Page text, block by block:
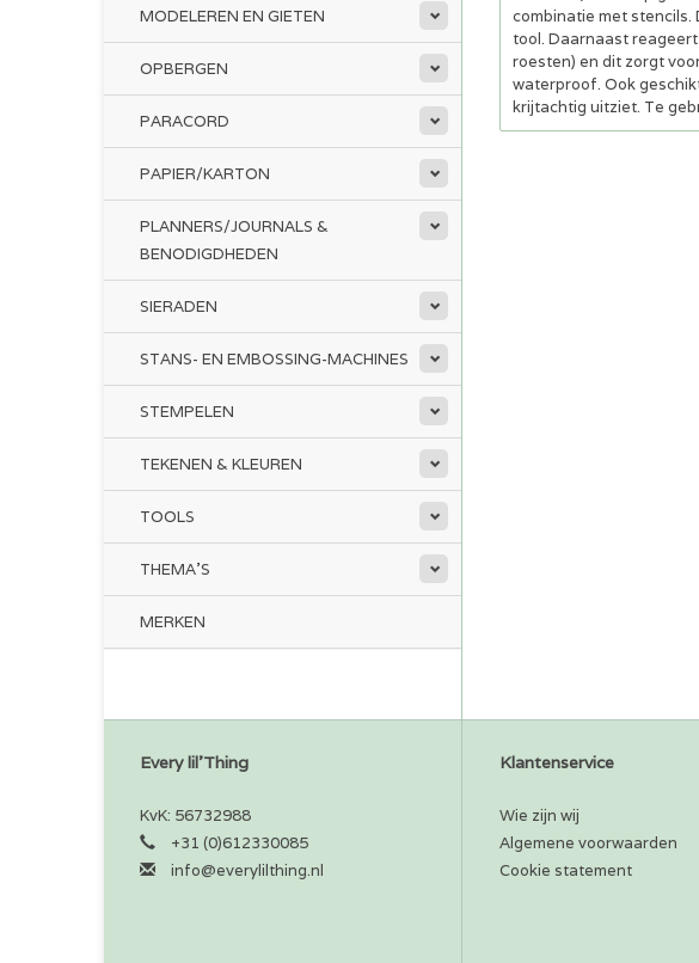
MODELEREN EN GIETEN
OPBERGEN
PARACORD
PAPIER/KARTON
PLANNERS/JOURNALS &
BENODIGDHEDEN
SIERADEN
STANS- EN EMBOSSING-MACHINES
STEMPELEN
TEKENEN & KLEUREN
TOOLS
THEMA'S
MERKEN
combinatie met
tool. Daarnaast
roesten) en dit zorgt
waterproof. Ook
krijtachtig uitziet. Te
Every lil'Thing
KvK: 56732988
+31 (0)612330085
info@everylilthing.nl
Klantenservice
Wie zijn wij
Algemene voorwaarden
Cookie statement